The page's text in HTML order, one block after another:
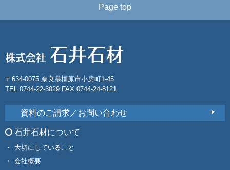
Page top
〒634-0075 奈良県橿原市小房町1-45
TEL 0744-22-3029 FAX 0744-24-8121
資料のご請求／お問い合わせ
石井石材について
大切にしていること
会社概要